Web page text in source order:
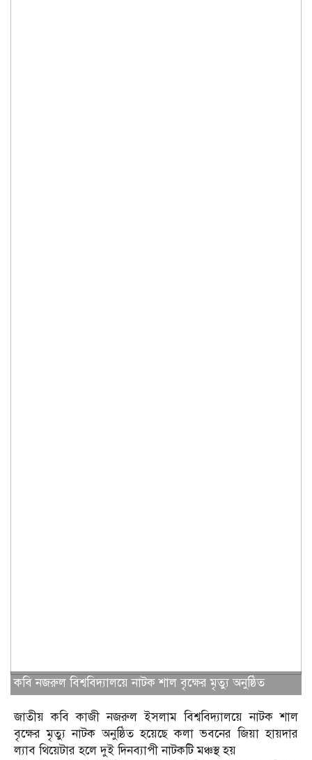
কবি নজরুল বিশ্ববিদ্যালয়ে নাটক শাল বৃক্ষের মৃত্যু অনুষ্ঠিত
জাতীয় কবি কাজী নজরুল ইসলাম বিশ্ববিদ্যালয়ে নাটক শাল
বৃক্ষের মৃত্যু নাটক অনুষ্ঠিত হয়েছে কলা ভবনের জিয়া হায়দার
ল্যাব থিয়েটার হলে দুই দিনব্যাপী নাটকটি মঞ্চস্থ হয়